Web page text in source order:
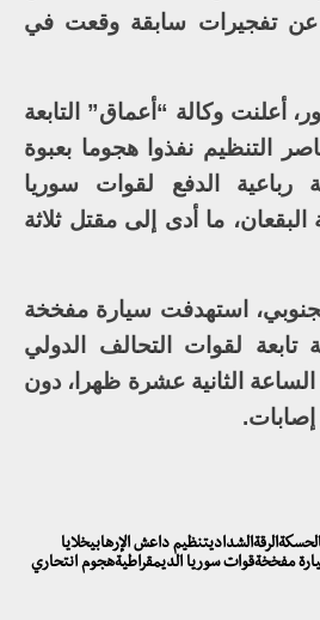
عن تفجيرات سابقة وقعت في
أعلنت وكالة “أعماق” التابعة
التنظيم نفذوا هجوما بعبوة
رباعية الدفع لقوات سوريا
البقعان، ما أدى إلى مقتل ثلاثة
استهدفت سيارة مفخخة
تابعة لقوات التحالف الدولي
الثانية عشرة ظهرا، دون
إصابات.
داعش الإرهابيخلايا
مفخخةقوات سوريا الديمقراطيةهجوم انتحاري